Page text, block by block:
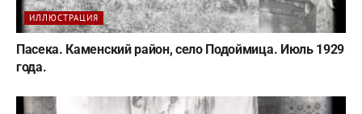
ИЛЛЮСТРАЦИЯ
Пасека. Каменский район, село Подоймица. Июль 1929
года.